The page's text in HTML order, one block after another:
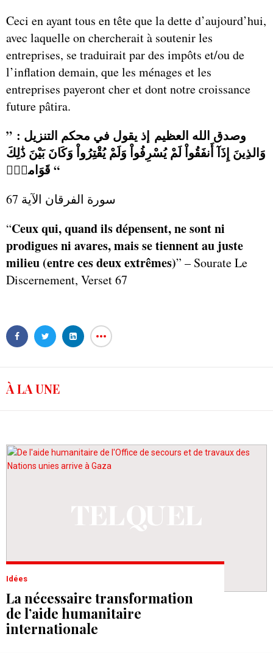
Ceci en ayant tous en tête que la dette d’aujourd’hui,
avec laquelle on chercherait à soutenir les
entreprises, se traduirait par des impôts et/ou de
l’inflation demain, que les ménages et les
entreprises payeront cher et dont notre croissance
future pâtira.
وصدق الله العظيم إذ يقول في محكم التنزيل : ”
وَالذِينَ إِذَآ أَنفَقُواْ لَمْ يُسْرِفُواْ وَلَمْ يُقْتِرُواْ وَكَانَ بَيْنَ ذَٰلِكَ
قَوَاماٗۖ “
سورة الفرقان الآية 67
“Ceux qui, quand ils dépensent, ne sont ni
prodigues ni avares, mais se tiennent au juste
milieu (entre ces deux extrêmes)” – Sourate Le
Discernement, Verset 67
À LA UNE
Idées
La nécessaire transformation
de l’aide humanitaire
internationale